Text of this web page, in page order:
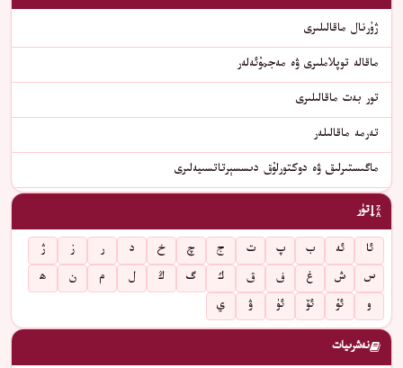
ژۇرنال ماقالىلىرى
ماقالە توپلاملىرى ۋە مەجمۇئەلەر
تور بەت ماقالىلىرى
تەرمە ماقالىلەر
ماگىستىرلىق ۋە دوكتورلۇق دىسسېرتاتسىيەلىرى
تۈر
ئا ئە ب پ ت ج چ خ د ر ز
ژ
س
ش غ ف ق ك گ ڭ ل م ن
ھ
و
ئۇ ئۆ ئۈ ۋ ي
نەشرىيات